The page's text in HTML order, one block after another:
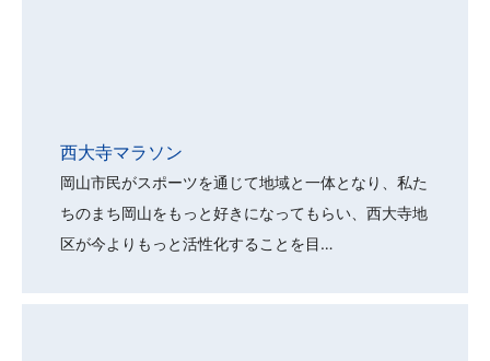
西大寺マラソン
岡山市民がスポーツを通じて地域と一体となり、私た
ちのまち岡山をもっと好きになってもらい、西大寺地
区が今よりもっと活性化することを目…